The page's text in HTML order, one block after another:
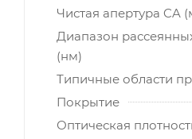
Чистая апертура CA
Диапазон
(нм)
Типичные области
Покрытие
Оптическая